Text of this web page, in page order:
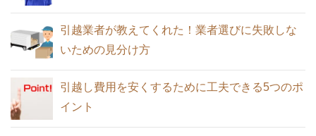
引越しにより旧居を退去するときに注意
が必要な家賃トラブル
引越し後の荷解きは順序良くスムーズ
荷物が少ない単身引っ越しは宅急便や郵
パックが安くておすすめ
引越業者が教えてくれた！業者選びに失敗しな
いための見分け方
引越し費用を安くするために工夫できる5つのポ
イント